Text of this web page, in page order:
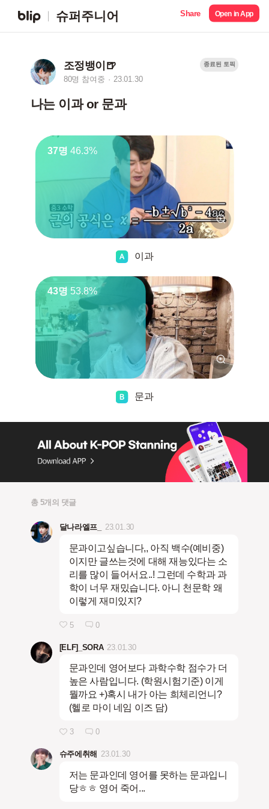
슈퍼주니어 Share Open in App
조정뱅이🍺
80명 참여중 23.01.30
종료된 토픽
나는 이과 or 문과
37명 46.3%
이과
43명 53.8%
문과
총 5개의 댓글
달나라엘프_ 23.01.30
문과이고싶습니다,, 아직 백수(예비중)
이지만 글쓰는것에 대해 재능있다는 소
리를 많이 들어서요..! 그런데 수학과 과
학이 너무 재밌습니다. 아니 천문학 왜
이렇게 재미있지?
5 0
[ELF]_SORA 23.01.30
문과인데 영어보다 과학수학 점수가 더
높은 사람입니다. (학원시험기준) 이게
뭘까요 +)혹시 내가 아는 희체리언니?
(헬로 마이 네임 이즈 담)
3 0
슈주에취해 23.01.30
저는 문과인데 영어를 못하는 문과입니
당ㅎㅎ 영어 죽어...